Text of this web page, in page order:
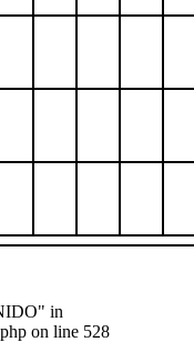
in
on line 528